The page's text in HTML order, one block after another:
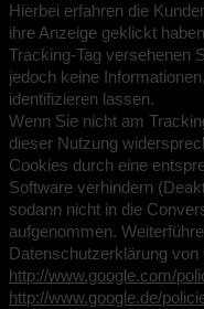
Hierbei erfahren die
ihre Anzeige geklickt
Tracking-Tag versehenen
jedoch keine
identifizieren lassen.
Wenn Sie nicht am
dieser Nutzung
Cookies durch eine
Software verhindern
sodann nicht in die
aufgenommen.
Datenschutzerklärung von
http://www.google.com/
http://www.google.de/